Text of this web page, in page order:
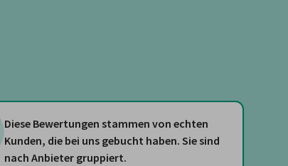
Diese Bewertungen stammen von echten
Kunden, die bei uns gebucht haben. Sie sind
nach Anbieter gruppiert.